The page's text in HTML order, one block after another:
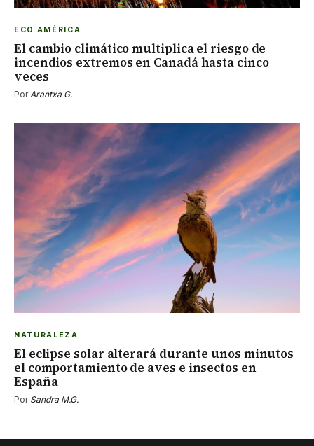
ECO AMÉRICA
El cambio climático multiplica el riesgo de
incendios extremos en Canadá hasta cinco
veces
PorArantxa G.
NATURALEZA
El eclipse solar alterará durante unos minutos
el comportamiento de aves e insectos en
España
Por Sandra M.G.